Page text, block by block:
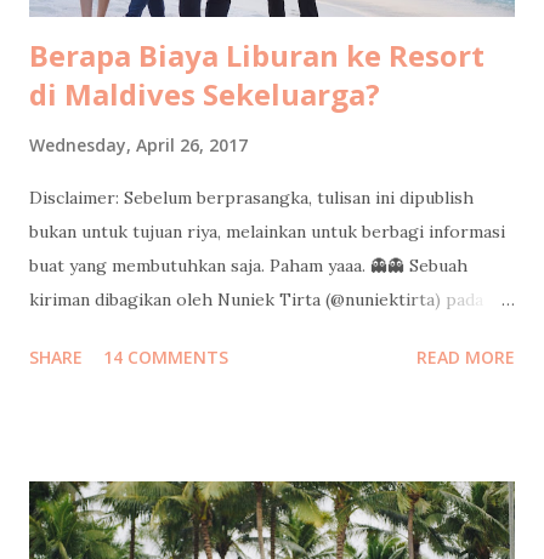
Berapa Biaya Liburan ke Resort
di Maldives Sekeluarga?
Wednesday, April 26, 2017
Disclaimer: Sebelum berprasangka, tulisan ini dipublish
bukan untuk tujuan riya, melainkan untuk berbagi informasi
buat yang membutuhkan saja. Paham yaaa. 👻👻 Sebuah
kiriman dibagikan oleh Nuniek Tirta (@nuniektirta) pada
yang cukup sering saya dapatkan dari teman-teman sejak
gambaran buat teman-teman untuk mempersiapkan budget
liburan keluarga ke resort di Maldives. Silakan dishare ke
SHARE 14 COMMENTS READ MORE